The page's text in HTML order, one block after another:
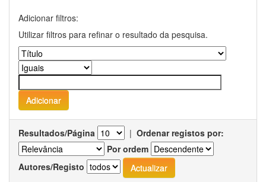
Adicionar filtros:
Utilizar filtros para refinar o resultado da pesquisa.
Resultados/Página | Ordenar registos por:
Por ordem
Autores/Registo